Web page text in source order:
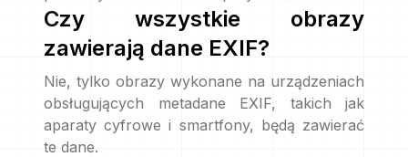
Czy wszystkie obrazy
zawierają dane EXIF?
Nie, tylko obrazy wykonane na urządzeniach
obsługujących metadane EXIF, takich jak
aparaty cyfrowe i smartfony, będą zawierać
te dane.